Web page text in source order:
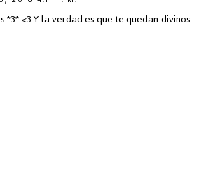
*3* <3 Y la verdad es que te quedan divinos